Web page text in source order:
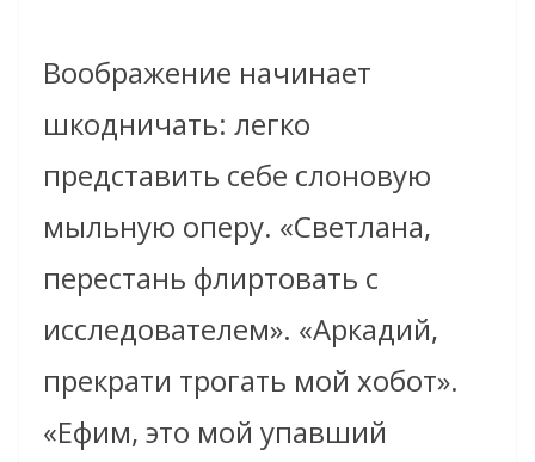
Воображение начинает
шкодничать: легко
представить себе слоновую
мыльную оперу. «Светлана,
перестань флиртовать с
исследователем». «Аркадий,
прекрати трогать мой хобот».
«Ефим, это мой упавший